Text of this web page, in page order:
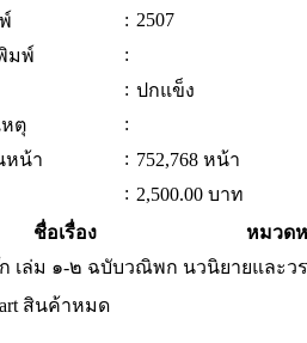
: 2507
มพ์
:
: ปกแข็ง
หตุ
:
หน้า
: 752,768 หน้า
: 2,500.00 บาท
ชื่อเรื่อง
หมวด
เล่ม ๑-๒ ฉบับวณิพก นวนิยายและว
สินค้าหมด